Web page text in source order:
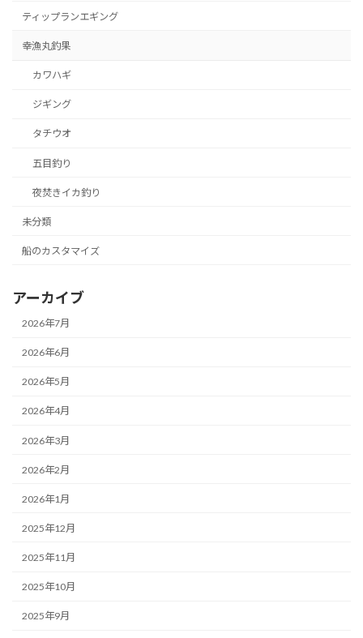
ティップランエギング
幸漁丸釣果
カワハギ
ジギング
タチウオ
五目釣り
夜焚きイカ釣り
未分類
船のカスタマイズ
アーカイブ
2026年7月
2026年6月
2026年5月
2026年4月
2026年3月
2026年2月
2026年1月
2025年12月
2025年11月
2025年10月
2025年9月